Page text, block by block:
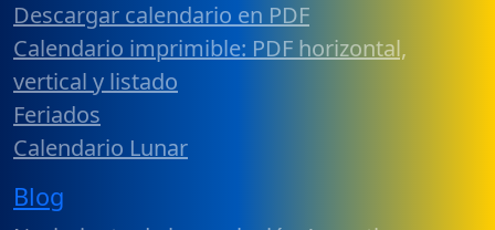
Descargar calendario en PDF
Calendario imprimible: PDF horizontal,
vertical y listado
Feriados
Calendario Lunar
Blog